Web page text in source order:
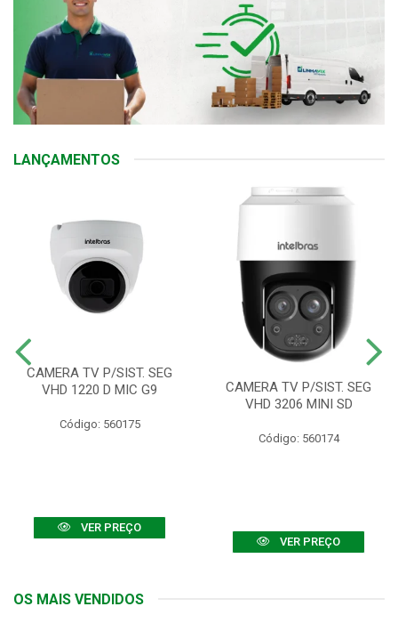
LANÇAMENTOS
CAMERA TV P/SIST. SEG
VHD 1220 D MIC G9
Código: 560175
VER PREÇO
CAMERA TV P/SIST. SEG
VHD 3206 MINI SD
Código: 560174
VER PREÇO
OS MAIS VENDIDOS